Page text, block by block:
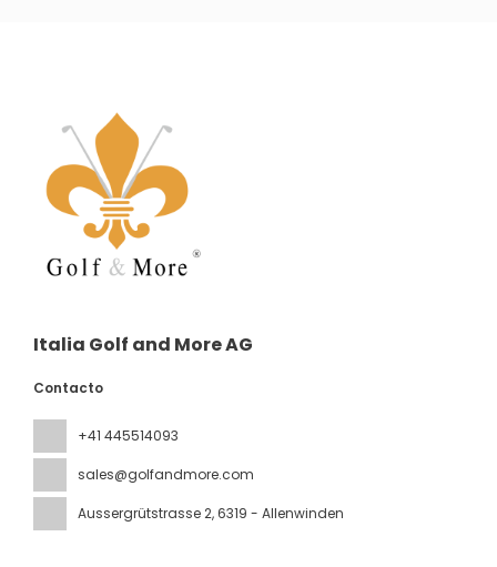
Italia Golf and More AG
Contacto
+41 445514093
sales@golfandmore.com
Aussergrütstrasse 2, 6319 - Allenwinden